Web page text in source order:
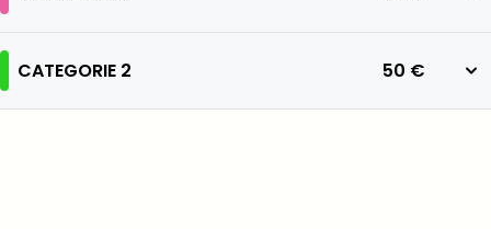
CATEGORIE 2 50 €